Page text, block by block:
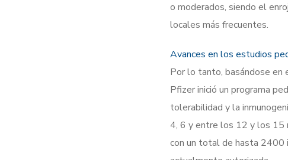
o moderados, siendo el
locales más frecuentes.
Avances en los estudios
Por lo tanto, basándose en
Pfizer inició un programa
tolerabilidad y la
4, 6 y entre los 12 y los 15
con un total de hasta 2400